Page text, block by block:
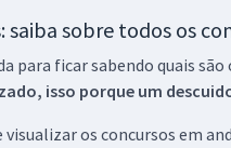
saiba sobre todos os
para ficar sabendo quais são
isso porque um
visualizar os concursos em